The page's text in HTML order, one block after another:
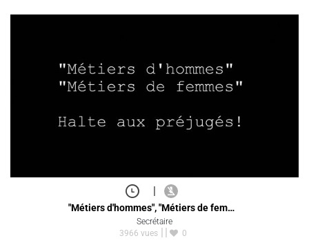
|
"Métiers d'hommes", "Métiers de fem…
Secrétaire
3966 vues
0